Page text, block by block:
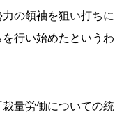
の領袖を狙い打ちに
行い始めたというわ
量労働についての統